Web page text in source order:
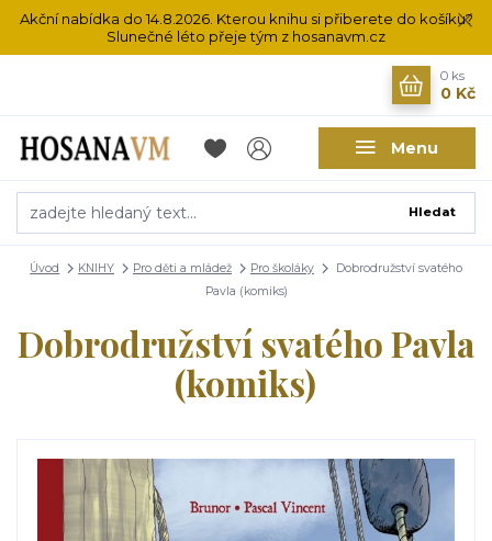
Akční nabídka do 14.8.2026. Kterou knihu si přiberete do košíku?
Slunečné léto přeje tým z hosanavm.cz
Menu
Hledat
0 ks
0 Kč
Úvod KNIHY Pro děti a mládež Pro školáky
Dobrodružství svatého
Pavla (komiks)
Dobrodružství svatého Pavla
(komiks)